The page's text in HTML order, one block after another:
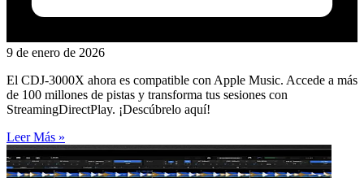
9 de enero de 2026
El CDJ-3000X ahora es compatible con Apple Music. Accede a más
de 100 millones de pistas y transforma tus sesiones con
StreamingDirectPlay. ¡Descúbrelo aquí!
Leer Más »